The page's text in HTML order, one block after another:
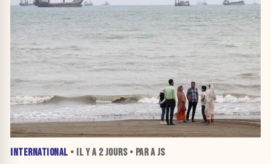
INTERNATIONAL • IL Y A 2 JOURS• PAR A JS